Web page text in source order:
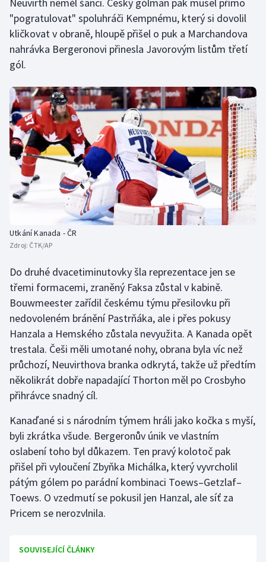
"pogratulovat" spoluhráči Kempnému, který si dovolil
kličkovat v obraně, hloupě přišel o puk a Marchandova
nahrávka Bergeronovi přinesla Javorovým listům třetí
gól.
Utkání Kanada - ČR
Zdroj: ČTK/AP
Do druhé dvacetiminutovky šla reprezentace jen se
třemi formacemi, zraněný Faksa zůstal v kabině.
Bouwmeester zařídil českému týmu přesilovku při
nedovoleném bránění Pastrňáka, ale i přes pokusy
Hanzala a Hemského zůstala nevyužita. A Kanada opět
trestala. Češi měli umotané nohy, obrana byla víc než
průchozí, Neuvirthova branka odkrytá, takže už předtím
několikrát dobře napadající Thorton měl po Crosbyho
přihrávce snadný cíl.
Kanaďané si s národním týmem hráli jako kočka s myší,
byli zkrátka všude. Bergeronův únik ve vlastním
oslabení toho byl důkazem. Ten pravý kolotoč pak
přišel při vyloučení Zbyňka Michálka, který vyvrcholil
pátým gólem po parádní kombinaci Toews–Getzlaf–
Toews. O vzedmutí se pokusil jen Hanzal, ale síť za
Pricem se nerozvlnila.
SOUVISEJÍCÍ ČLÁNKY